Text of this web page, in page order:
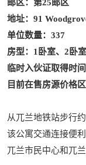
邮区：第25邮区
地址：91
单位数量：337
房型：1卧室、2卧
临时入伙证取得时
目前在售房源价格
从兀兰地铁站步行
该公寓交通连接便
兀兰市民中心和兀兰